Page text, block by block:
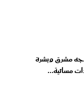
مشرق وبشرة
مسائية...